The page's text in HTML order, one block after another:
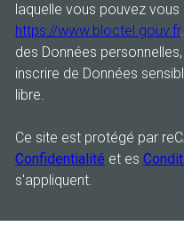
laquelle vous pouvez vous
https://www.bloctel.gouv.fr
des Données
inscrire de Données
libre.
Ce site est protégé par
Confidentialité et es
s'appliquent.